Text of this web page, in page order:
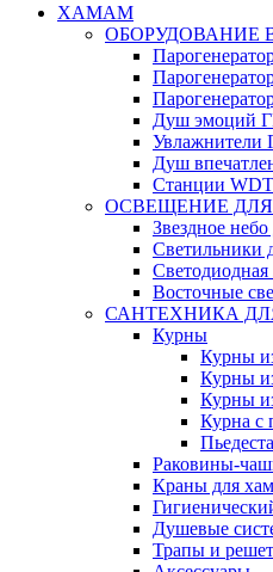
ХАМАМ
ОБОРУДОВАНИЕ
Душ эмоций
Душ
Станции WDT
ОСВЕЩЕНИЕ
Звездное
Светильники
Светодиодная
Восточные
САНТЕХНИКА
Курны
Курны
Курны
Курны
Курна с
Раковины-
Краны для
Душевые
Трапы и